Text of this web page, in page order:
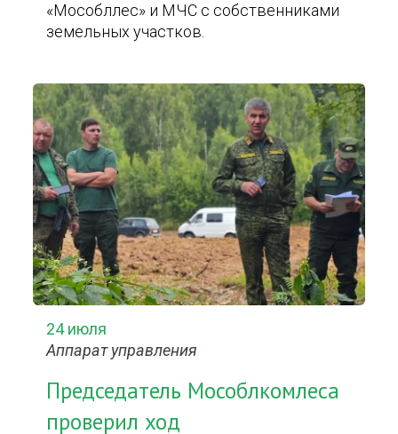
«Мособллес» и МЧС с собственниками
земельных участков.
24 июля
Аппарат управления
Председатель Мособлкомлеса
проверил ход